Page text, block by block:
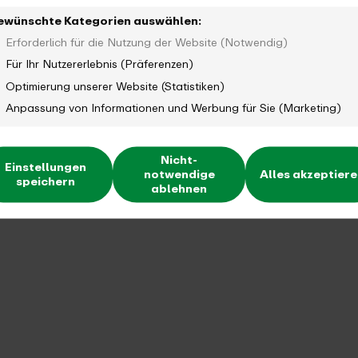
Kategorien auswählen:
Erforderlich für die Nutzung der Website (Notwendig)
Für Ihr Nutzererlebnis (Präferenzen)
Optimierung unserer Website (Statistiken)
Anpassung von Informationen und Werbung für Sie (Marketing)
Einstellungen
speichern
Nicht-
notwendige
ablehnen
Alles